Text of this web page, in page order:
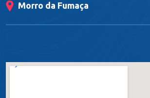
Morro da Fumaça